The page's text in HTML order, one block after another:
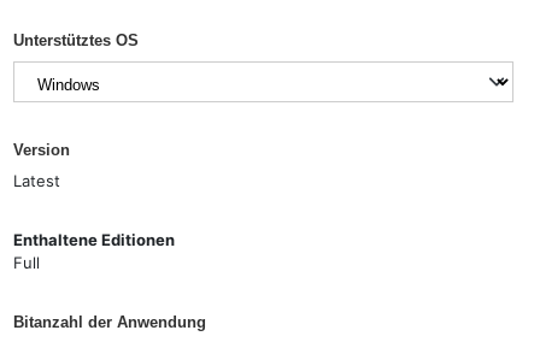
Unterstütztes OS
Version
Latest
Enthaltene Editionen
Full
Bitanzahl der Anwendung